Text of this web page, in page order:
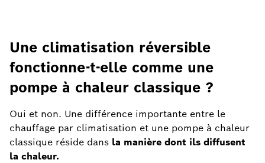
Une climatisation réversible
fonctionne-t-elle comme une
pompe à chaleur classique ?
Oui et non. Une différence importante entre le
chauffage par climatisation et une pompe à chaleur
classique réside dans la manière dont ils diffusent
la chaleur.